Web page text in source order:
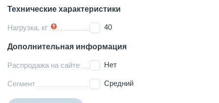
Технические характеристики
Нагрузка, кг 40
Дополнительная информация
Распродажа на сайте Нет
Сегмент Средний